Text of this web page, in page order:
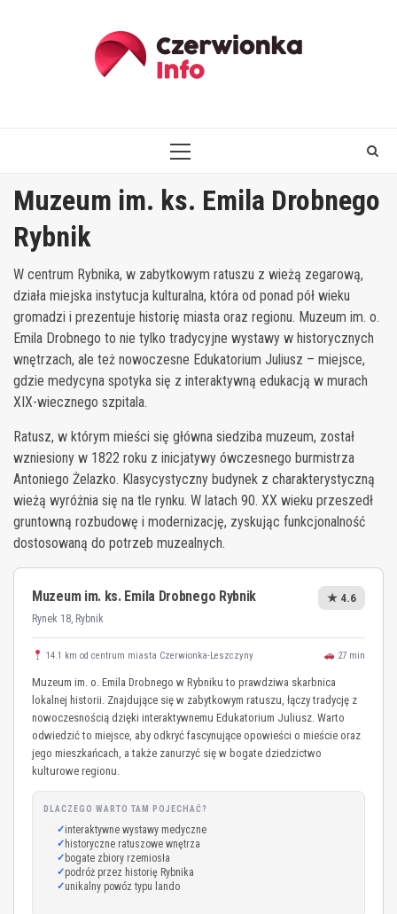
PRIMARY
Muzeum im. ks. Emila Drobnego
Rybnik
W centrum Rybnika, w zabytkowym ratuszu z wieżą zegarową,
działa miejska instytucja kulturalna, która od ponad pół wieku
gromadzi i prezentuje historię miasta oraz regionu. Muzeum im. o.
Emila Drobnego to nie tylko tradycyjne wystawy w historycznych
wnętrzach, ale też nowoczesne Edukatorium Juliusz – miejsce,
gdzie medycyna spotyka się z interaktywną edukacją w murach
XIX-wiecznego szpitala.
Ratusz, w którym mieści się główna siedziba muzeum, został
wzniesiony w 1822 roku z inicjatywy ówczesnego burmistrza
Antoniego Żelazko. Klasycystyczny budynek z charakterystyczną
wieżą wyróżnia się na tle rynku. W latach 90. XX wieku przeszedł
gruntowną rozbudowę i modernizację, zyskując funkcjonalność
dostosowaną do potrzeb muzealnych.
Muzeum im. ks. Emila Drobnego Rybnik
Rynek 18, Rybnik
★ 4.6
14.1 km od centrum miasta Czerwionka-Leszczyny 27 min
Muzeum im. o. Emila Drobnego w Rybniku to prawdziwa skarbnica
lokalnej historii. Znajdujące się w zabytkowym ratuszu, łączy tradycję z
nowoczesnością dzięki interaktywnemu Edukatorium Juliusz. Warto
odwiedzić to miejsce, aby odkryć fascynujące opowieści o mieście oraz
jego mieszkańcach, a także zanurzyć się w bogate dziedzictwo
kulturowe regionu.
DLACZEGO WARTO TAM POJECHAĆ?
interaktywne wystawy medyczne
historyczne ratuszowe wnętrza
bogate zbiory rzemiosła
podróż przez historię Rybnika
unikalny powóz typu lando